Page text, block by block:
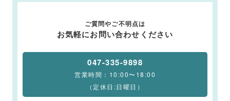
ご質問やご不明点は
お気軽にお問い合わせください
047-335-9898
営業時間：10:00〜18:00
（定休日:日曜日）